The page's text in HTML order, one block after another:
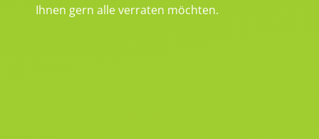
Ihnen gern alle verraten möchten.